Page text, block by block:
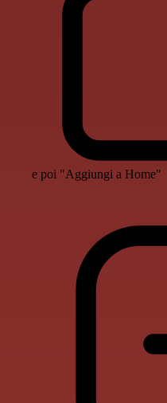
e poi "Aggiungi a Home"